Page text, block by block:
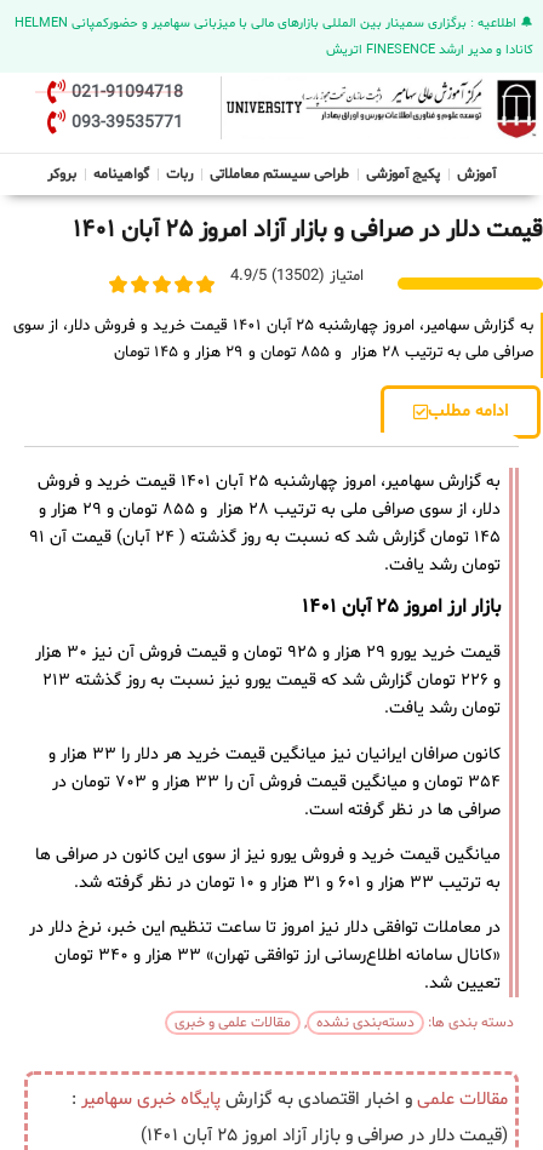
🔔 اطلاعیه : برگزاری سمینار بین المللی بازارهای مالی با میزبانی سهامیر و حضورکمپانی HELMEN
کانادا و مدیر ارشد FINESENCE اتریش
021-91094718
093-39535771
آموزش پکیج آموزشی طراحی سیستم معاملاتی ربات گواهینامه بروکر
قیمت دلار در صرافی و بازار آزاد امروز ۲۵ آبان ۱۴۰۱
امتیاز (13502) 4.9/5
به گزارش سهامیر، امروز چهارشنبه ۲۵ آبان ۱۴۰۱ قیمت خرید و فروش دلار، از سوی
صرافی ملی به ترتیب ۲۸ هزار و ۸۵۵ تومان و ۲۹ هزار و ۱۴۵ تومان
ادامه مطلب
به گزارش سهامیر، امروز چهارشنبه ۲۵ آبان ۱۴۰۱ قیمت خرید و فروش
دلار، از سوی صرافی ملی به ترتیب ۲۸ هزار و ۸۵۵ تومان و ۲۹ هزار و
۱۴۵ تومان گزارش شد که نسبت به روز گذشته ( ۲۴ آبان) قیمت‌ آن ۹۱
تومان رشد یافت.
بازار ارز امروز ۲۵ آبان ۱۴۰۱
قیمت خرید یورو ۲۹ هزار و ۹۲۵ تومان و قیمت فروش آن نیز ۳۰ هزار
و ۲۲۶ تومان گزارش شد که قیمت یورو نیز نسبت به روز گذشته ۲۱۳
تومان رشد یافت.
کانون صرافان ایرانیان نیز میانگین قیمت خرید هر دلار را ۳۳ هزار و
۳۵۴ تومان و میانگین قیمت فروش آن را ۳۳ هزار و ۷۰۳ تومان در
صرافی ها در نظر گرفته است.
میانگین قیمت خرید و فروش یورو نیز از سوی این کانون در صرافی ها
به ترتیب ۳۳ هزار و ۶۰۱ و ۳۱ هزار و ۱۰ تومان در نظر گرفته شد.
در معاملات توافقی دلار نیز امروز تا ساعت تنظیم این خبر، نرخ دلار در
«کانال سامانه اطلاع‌رسانی ارز توافقی تهران» ۳۳ هزار و ۳۴۰ تومان
تعیین شد.
دسته بندی ها: دسته‌بندی نشده , مقالات علمی و خبری
مقالات علمیو اخبار اقتصادی به گزارشپایگاه خبریسهامیر :
(قیمت دلار در صرافی و بازار آزاد امروز ۲۵ آبان ۱۴۰۱)